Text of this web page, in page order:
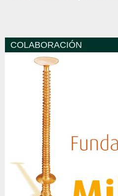
COLABORACIÓN